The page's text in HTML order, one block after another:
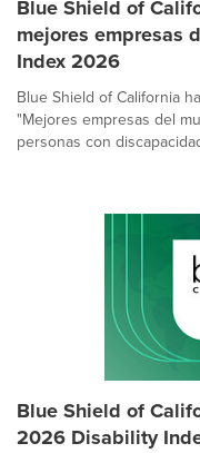
Blue Shield of
mejores empresas
Index 2026
Blue Shield of California
"Mejores empresas del
personas con
Blue Shield of
2026 Disability